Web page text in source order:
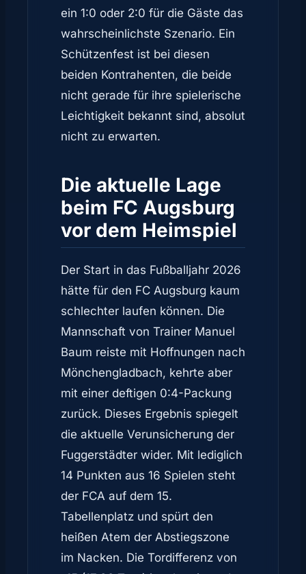
ein 1:0 oder 2:0 für die Gäste das
wahrscheinlichste Szenario. Ein
Schützenfest ist bei diesen
beiden Kontrahenten, die beide
nicht gerade für ihre spielerische
Leichtigkeit bekannt sind, absolut
nicht zu erwarten.
Die aktuelle Lage
beim FC Augsburg
vor dem Heimspiel
Der Start in das Fußballjahr 2026
hätte für den FC Augsburg kaum
schlechter laufen können. Die
Mannschaft von Trainer Manuel
Baum reiste mit Hoffnungen nach
Mönchengladbach, kehrte aber
mit einer deftigen 0:4-Packung
zurück. Dieses Ergebnis spiegelt
die aktuelle Verunsicherung der
Fuggerstädter wider. Mit lediglich
14 Punkten aus 16 Spielen steht
der FCA auf dem 15.
Tabellenplatz und spürt den
heißen Atem der Abstiegszone
im Nacken. Die Tordifferenz von